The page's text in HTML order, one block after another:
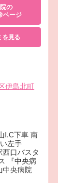
の
ページ
を見る
伊島北町
I.C下車 南
左手
西口バスタ
『中央病
中央病院